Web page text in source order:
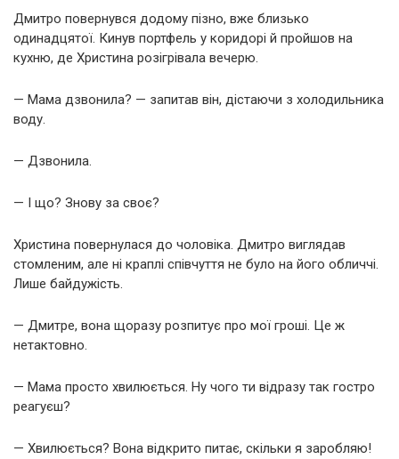
Дмитро повернувся додому пізно, вже близько
одинадцятої. Кинув портфель у коридорі й пройшов на
кухню, де Христина розігрівала вечерю.
— Мама дзвонила? — запитав він, дістаючи з холодильника
воду.
— Дзвонила.
— І що? Знову за своє?
Христина повернулася до чоловіка. Дмитро виглядав
стомленим, але ні краплі співчуття не було на його обличчі.
Лише байдужість.
— Дмитре, вона щоразу розпитує про мої гроші. Це ж
нетактовно.
— Мама просто хвилюється. Ну чого ти відразу так гостро
реагуєш?
— Хвилюється? Вона відкрито питає, скільки я заробляю!